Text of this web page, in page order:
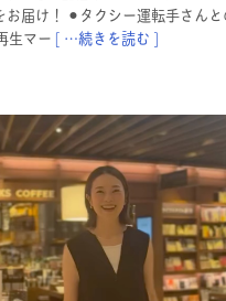
お届け！ ⚫︎タクシー運転手さん
生マー [ …続きを読む ]